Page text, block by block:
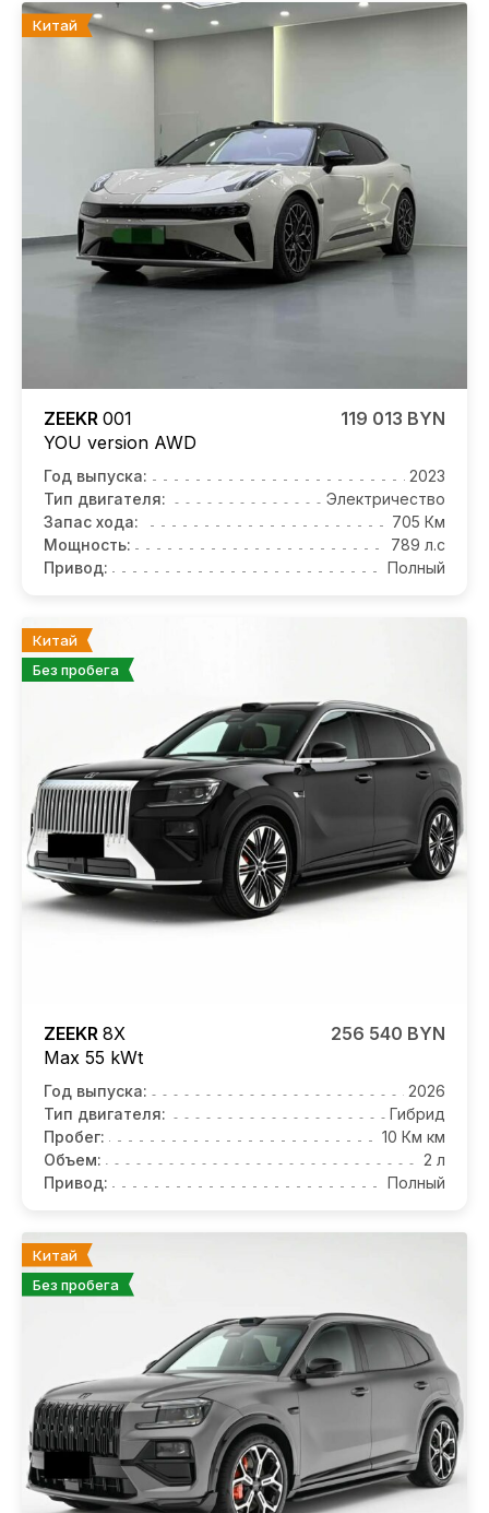
Китай
ZEEKR 001
YOU version AWD
119 013 BYN
Год выпуска:
2023
Тип двигателя:
Электричество
Запас хода:
705 Км
Мощность:
789 л.с
Привод:
Полный
Китай
Без пробега
ZEEKR 8X
Max 55 kWt
256 540 BYN
Год выпуска:
2026
Тип двигателя:
Гибрид
Пробег:
10 Км км
Объем:
2 л
Привод:
Полный
Китай
Без пробега